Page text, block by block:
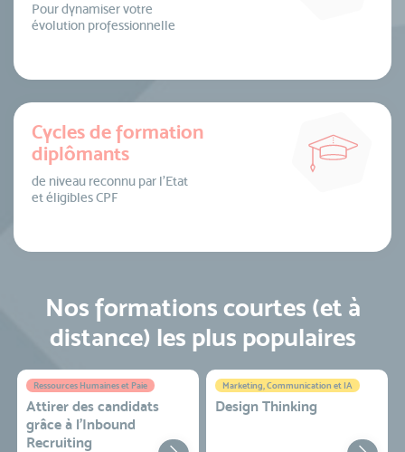
Pour dynamiser votre
évolution professionnelle
Cycles de formation
diplômants
de niveau reconnu par l’Etat
et éligibles CPF
Nos formations courtes (et à
distance) les plus populaires
Ressources Humaines et Paie
Attirer des candidats
grâce à l’Inbound
Recruiting
Marketing, Communication et IA
Design Thinking